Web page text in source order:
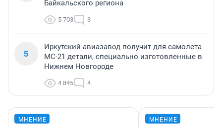
Байкальского региона
5 703 3
5
Иркутский авиазавод получит для самолета
МС-21 детали, специально изготовленные в
Нижнем Новгороде
4 845 4
МНЕНИЕ МНЕНИЕ